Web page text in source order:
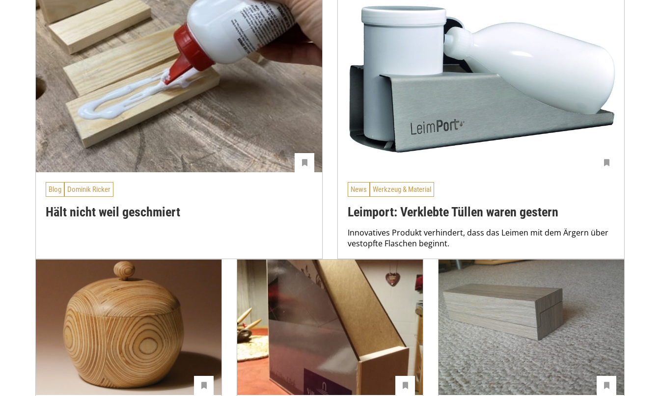
Blog Dominik Ricker
Hält nicht weil geschmiert
News Werkzeug & Material
Leimport: Verklebte Tüllen waren gestern
Innovatives Produkt verhindert, dass das Leimen mit dem Ärgern über
vestopfte Flaschen beginnt.